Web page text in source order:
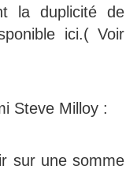
la duplicité de
ici.( Voir
Steve Milloy :
sur une somme